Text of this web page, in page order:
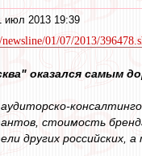
июл 2013 19:39
01/07/2013/
оказался самым
стоимость
других российских, а